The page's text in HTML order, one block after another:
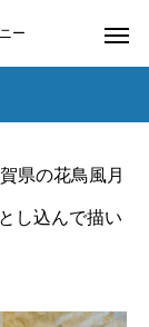
ー
県の花鳥風月
し込んで描い